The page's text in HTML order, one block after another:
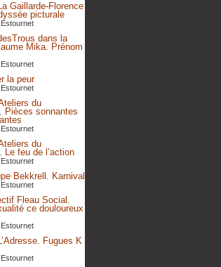
Gaillarde-Florence
picturale
dans la
Mika. Prénom
la peur
du
Pièces sonnantes
du
Le feu de l’action
Bekkrell. Karnival
Fleau Social.
ce douloureux
Fugues K